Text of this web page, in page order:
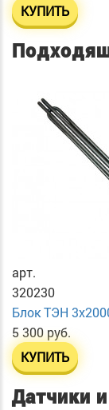
КУПИТЬ
арт.
320230
Блок ТЭН
5 300 руб.
КУПИТЬ
Датчики